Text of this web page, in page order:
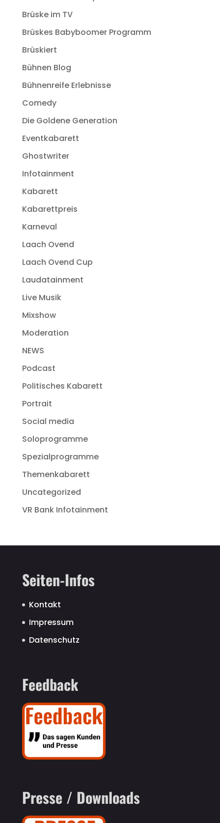
Brüske im TV
Brüskes Babyboomer Programm
Brüskiert
Bühnen Blog
Bühnenreife Erlebnisse
Comedy
Die Goldene Generation
Eventkabarett
Ghostwriter
Infotainment
Kabarett
Kabarettpreis
Karneval
Laach Ovend
Laach Ovend Cup
Laudatainment
Live Musik
Mixshow
Moderation
NEWS
Podcast
Politisches Kabarett
Portrait
Social media
Soloprogramme
Spezialprogramme
Themenkabarett
Uncategorized
VR Bank Infotainment
Seiten-Infos
Kontakt
Impressum
Datenschutz
Feedback
Presse / Downloads